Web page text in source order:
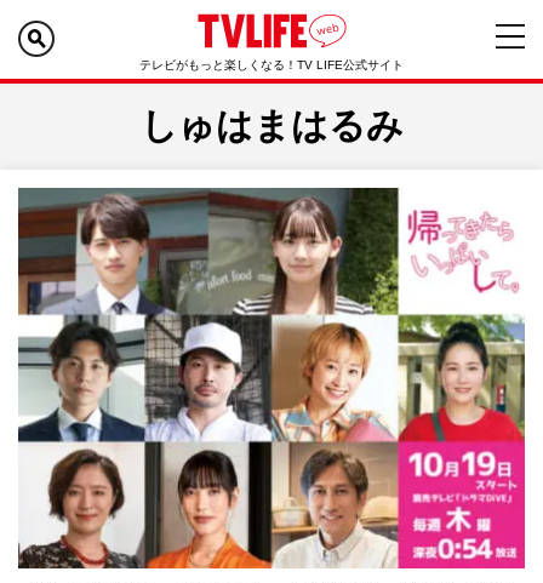
テレビがもっと楽しくなる！TV LIFE公式サイト
しゅはまはるみ